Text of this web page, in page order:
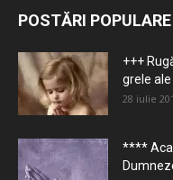
POSTĂRI POPULARE
+++
grele
28 iulie
****